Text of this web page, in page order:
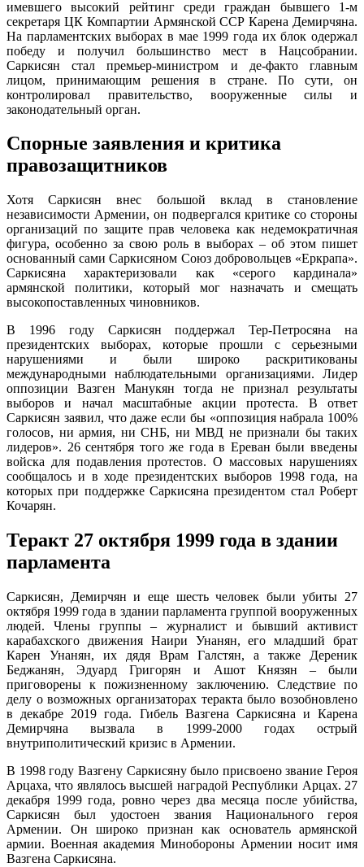
имевшего высокий рейтинг среди граждан бывшего 1-м
секретаря ЦК Компартии Армянской ССР Карена Демирчяна.
На парламентских выборах в мае 1999 года их блок одержал
победу и получил большинство мест в Нацсобрании.
Саркисян стал премьер-министром и де-факто главным
лицом, принимающим решения в стране. По сути, он
контролировал правительство, вооруженные силы и
законодательный орган.
Спорные заявления и критика
правозащитников
Хотя Саркисян внес большой вклад в становление
независимости Армении, он подвергался критике со стороны
организаций по защите прав человека как недемократичная
фигура, особенно за свою роль в выборах – об этом пишет
основанный сами Саркисяном Союз добровольцев «Еркрапа».
Саркисяна характеризовали как «серого кардинала»
армянской политики, который мог назначать и смещать
высокопоставленных чиновников.
В 1996 году Саркисян поддержал Тер-Петросяна на
президентских выборах, которые прошли с серьезными
нарушениями и были широко раскритикованы
международными наблюдательными организациями. Лидер
оппозиции Вазген Манукян тогда не признал результаты
выборов и начал масштабные акции протеста. В ответ
Саркисян заявил, что даже если бы «оппозиция набрала 100%
голосов, ни армия, ни СНБ, ни МВД не признали бы таких
лидеров». 26 сентября того же года в Ереван были введены
войска для подавления протестов. О массовых нарушениях
сообщалось и в ходе президентских выборов 1998 года, на
которых при поддержке Саркисяна президентом стал Роберт
Кочарян.
Теракт 27 октября 1999 года в здании
парламента
Саркисян, Демирчян и еще шесть человек были убиты 27
октября 1999 года в здании парламента группой вооруженных
людей. Члены группы – журналист и бывший активист
карабахского движения Наири Унанян, его младший брат
Карен Унанян, их дядя Врам Галстян, а также Дереник
Беджанян, Эдуард Григорян и Ашот Князян – были
приговорены к пожизненному заключению. Следствие по
делу о возможных организаторах теракта было возобновлено
в декабре 2019 года. Гибель Вазгена Саркисяна и Карена
Демирчяна вызвала в 1999-2000 годах острый
внутриполитический кризис в Армении.
В 1998 году Вазгену Саркисяну было присвоено звание Героя
Арцаха, что являлось высшей наградой Республики Арцах. 27
декабря 1999 года, ровно через два месяца после убийства,
Саркисян был удостоен звания Национального героя
Армении. Он широко признан как основатель армянской
армии. Военная академия Минобороны Армении носит имя
Вазгена Саркисяна.